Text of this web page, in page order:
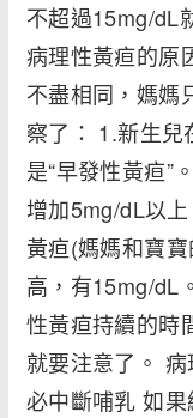
不超過15mg/dL
病理性黃疸的原
不盡相同，媽媽
察了： 1.新生兒
是“早發性黃疸”
增加5mg/dL以
黃疸(媽媽和寶
高，有15mg/dL
性黃疸持續的時
就要注意了。
必中斷哺乳 如